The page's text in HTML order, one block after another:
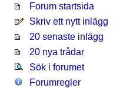
Forum startsida
Skriv ett nytt inlägg
20 senaste inlägg
20 nya trådar
Sök i forumet
Forumregler